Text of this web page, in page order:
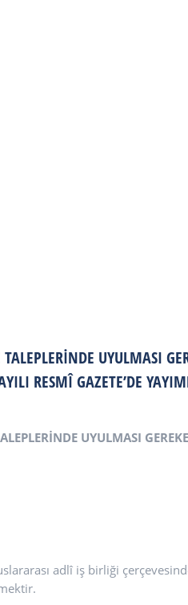
UYULMASI
RESMÎ GAZETE’DE
UYULMASI
adlî iş birliği